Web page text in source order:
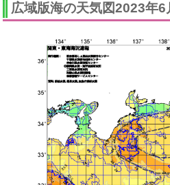
広域版海の天気図2023年6